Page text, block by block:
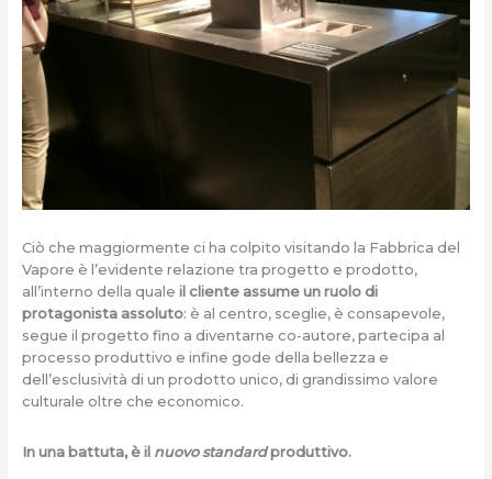
Ciò che maggiormente ci ha colpito visitando la Fabbrica del
Vapore è l’evidente relazione tra progetto e prodotto,
all’interno della quale il cliente assume un ruolo di
protagonista assoluto: è al centro, sceglie, è consapevole,
segue il progetto fino a diventarne co-autore, partecipa al
processo produttivo e infine gode della bellezza e
dell’esclusività di un prodotto unico, di grandissimo valore
culturale oltre che economico.
In una battuta, è il nuovo standardproduttivo.